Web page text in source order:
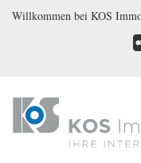
Willkommen bei KOS